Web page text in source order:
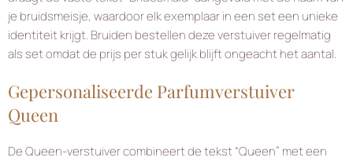
je bruidsmeisje, waardoor elk exemplaar in een set een unieke
identiteit krijgt. Bruiden bestellen deze verstuiver regelmatig
als set omdat de prijs per stuk gelijk blijft ongeacht het aantal.
Gepersonaliseerde Parfumverstuiver
Queen
De Queen-verstuiver combineert de tekst “Queen” met een